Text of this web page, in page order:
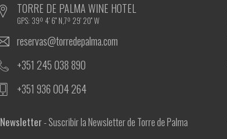
TORRE DE PALMA WINE HOTEL
GPS: 39º 4' 6'' N,7º 29' 20'' W
reservas@torredepalma.com
+351 245 038 890
+351 936 004 264
Newsletter- Suscribir la Newsletter de Torre de Palma